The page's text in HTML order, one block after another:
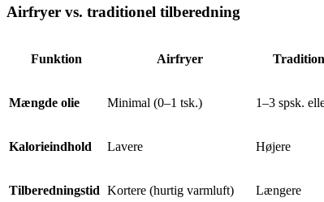
Airfryer vs. traditionel tilberedning
Funktion Airfryer
Mængde olie Minimal (0–1 tsk.) 1–3 spsk.
Kalorieindhold Lavere Højere
Tilberedningstid Kortere (hurtig varmluft) Længere